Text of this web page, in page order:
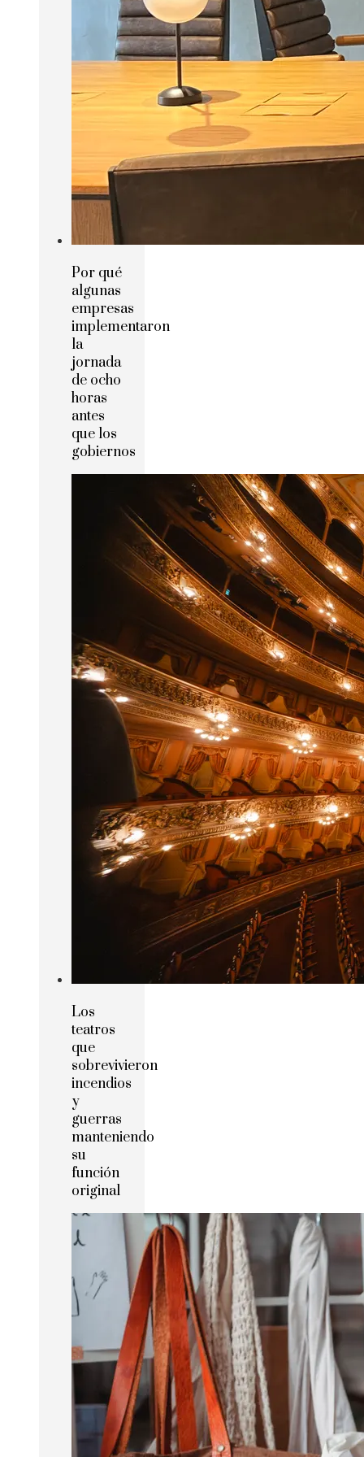
Por qué
algunas
empresas
implementaron
la
jornada
de ocho
horas
antes
que los
gobiernos
Los
teatros
que
sobrevivieron
incendios
y
guerras
manteniendo
su
función
original